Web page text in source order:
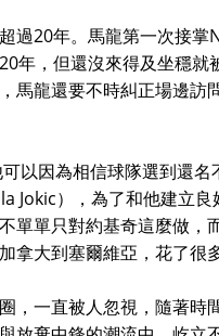
過20年。馬龍第一次接
年，但還沒來得及坐穩
馬龍還要不時糾正場邊
以因為相信球隊選到還
Jokic），為了和他建立
單單只對約基奇這麼做，
拿大到塞爾維亞，花了很
，一直被人忽視，隨著時